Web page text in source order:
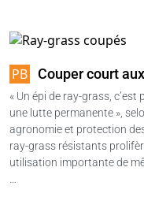
Couper court
« Un épi de ray-grass,
une lutte permanente »,
agronomie et protection
ray-grass résistants
utilisation importante de